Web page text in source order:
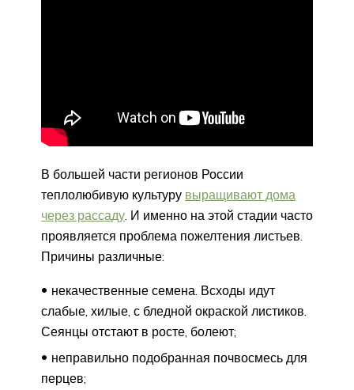
В большей части регионов России
теплолюбивую культуру выращивают дома
через рассаду. И именно на этой стадии часто
проявляется проблема пожелтения листьев.
Причины различные:
некачественные семена. Всходы идут
слабые, хилые, с бледной окраской листиков.
Сеянцы отстают в росте, болеют;
неправильно подобранная почвосмесь для
перцев;